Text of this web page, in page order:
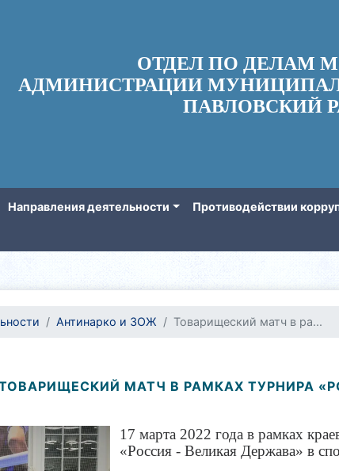
ОТДЕЛ ПО ДЕЛАМ
АДМИНИСТРАЦИИ
ПАВЛОВСКИЙ
Направления деятельности Противодействии
Антинарко и ЗОЖ Товарищеский матч в ра...
МАТЧ В РАМКАХ ТУРНИРА
17 марта 2022 года в рамках
«Россия - Великая Держава» в